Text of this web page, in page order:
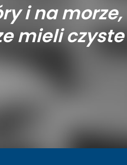
i na morze,
mieli czyste